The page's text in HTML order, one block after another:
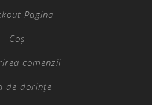
Pagina
Coș
comenzii
de dorințe